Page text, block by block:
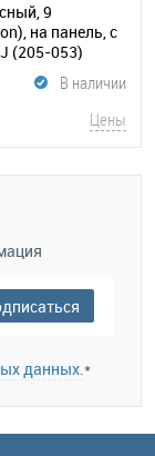
9
на панель, с
(205-053)
В наличии
Цены
данных. *